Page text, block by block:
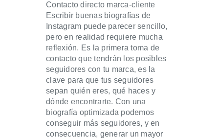
Contacto directo marca-cliente
Escribir buenas biografías de
Instagram puede parecer sencillo,
pero en realidad requiere mucha
reflexión. Es la primera toma de
contacto que tendrán los posibles
seguidores con tu marca, es la
clave para que tus seguidores
sepan quién eres, qué haces y
dónde encontrarte. Con una
biografía optimizada podemos
conseguir más seguidores, y en
consecuencia, generar un mayor